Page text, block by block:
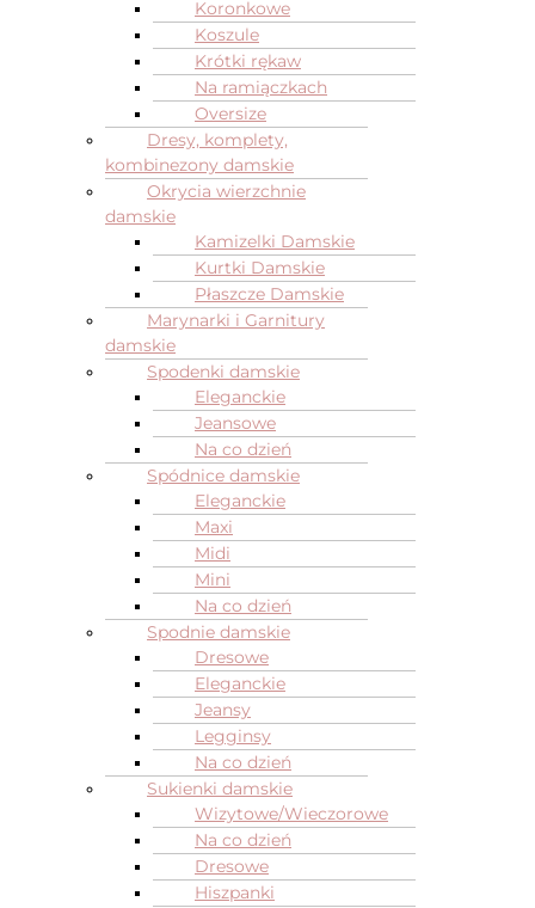
Koronkowe
Koszule
Krótki rękaw
Na ramiączkach
Oversize
Dresy, komplety,
kombinezony damskie
Okrycia wierzchnie
damskie
Kamizelki Damskie
Kurtki Damskie
Płaszcze Damskie
Marynarki i Garnitury
damskie
Spodenki damskie
Eleganckie
Jeansowe
Na co dzień
Spódnice damskie
Eleganckie
Maxi
Midi
Mini
Na co dzień
Spodnie damskie
Dresowe
Eleganckie
Jeansy
Legginsy
Na co dzień
Sukienki damskie
Wizytowe/Wieczorowe
Na co dzień
Dresowe
Hiszpanki